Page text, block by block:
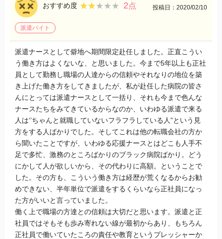
おすすめ度 ★★★★★
★★★★★ 2点 投稿日：2020/02/10
派遣バイト
派遣ナースとして僻地へ期間限定赴任しました。正直こうい
う働き方はよくないな、と思いました。今まで5年以上も正社
員として勤務し職場の人達からの信頼やそれなりの地位を築
き上げた働き方をしてきましたが、私が赴任した病院の皆さ
んにとっては派遣ナースとして一括り、それも今まで色んな
ナースたちをみてきているからなのか、いわゆる派遣で来る
人は‘’ちゃんと就職していないフラフラしている人”という見
方をする人ばかりでした。そしてこれは他の転職会社の方か
ら聞いたことですが、いわゆる応援ナースとはどこも人手不
足で多忙、激務のところばかりのブラック病院ばかり。どう
にかして人が欲しいから、その代わりに高額。ということで
した。その方も、こういう働き方は経歴が荒くなるからお勧
めできない、半年単位で派遣をするくらいなら正社員になっ
た方がいいと言っていました。
働く上で職場の方達との信頼は大切だと思います。派遣と正
社員ではそもそも歩み寄れない線が最初からあり、もちろん
正社員で働いていたころの責任や教育というプレッシャーか